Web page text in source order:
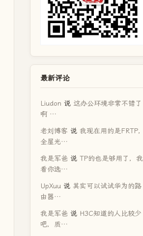
最新评论
Liudon 说 这办公环境非常不错了
啊 …
老刘博客 说 我现在用的是FRTP，
全屋光…
我是军爸 说 TP的也是够用了，我
看你选…
UpXuu 说 其实可以试试华为的路
由器…
我是军爸 说 H3C知道的人比较少
吧，质…